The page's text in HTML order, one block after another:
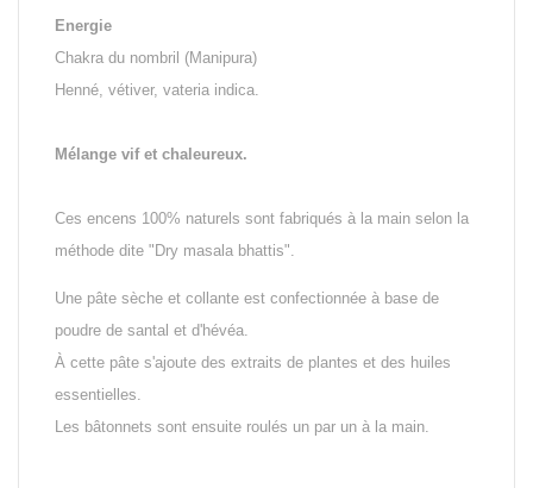
Energie
Chakra du nombril (Manipura)
Henné, vétiver, vateria indica.
Mélange vif et chaleureux.
Ces encens 100% naturels sont fabriqués à la main selon la
méthode dite "Dry masala bhattis".
Une pâte sèche et collante est confectionnée à base de
poudre de santal et d'hévéa.
À cette pâte s'ajoute des extraits de plantes et des huiles
essentielles.
Les bâtonnets sont ensuite roulés un par un à la main.